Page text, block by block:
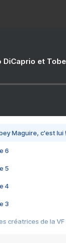
DiCaprio et
Maguire, c'est
6
5
4
3
créatrices de la VF